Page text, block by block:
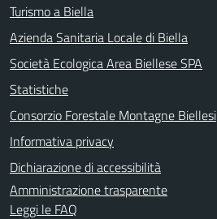
Turismo a Biella
Azienda Sanitaria Locale di Biella
Società Ecologica Area Biellese SPA
Statistiche
Consorzio Forestale Montagne Biellesi
Informativa privacy
Dichiarazione di accessibilità
Amministrazione trasparente
Leggi le FAQ